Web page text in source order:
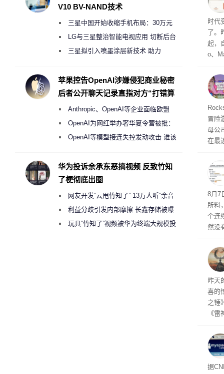
时代
了。
起，
o、
和
命令
起
防御
气将
发效
期
冒险
母公
在最
ss
悄
8月7
所料
个连
然没
有
着——
线
昨天
喜的
之锤
《
ox
出震
据
V10 BV-NAND技术
三星中国开始收缩手机布局：30万元
月销售额不达标门店 将被逐步清退
LG与三星整治智能电视应用 切断后台
偷偷共享带宽的违规行为
三星拟引入喷墨涂层新技术 助力
度
苹果控告OpenAI涉嫌侵犯商业秘密
后者公开聊天记录直指对方“打错算
Anthropic、OpenAI等企业面临欧盟
《人工智能法案》全新执法权限审查
OpenAI为网红举办奢华夏令营被批：
2000美元一晚 遭讽“反乌托邦”
OpenAI等模型接连失控发动攻击 谁该
华为投诉余承东恶搞视频 反致竹知
了梗彻底出圈
网友开发“云甩竹知了” 13万人听“余音
绕梁”利益分歧引发内部摩擦 长鑫存储被曝
曾将华为驻场工程师驱逐出研发基地
玩具“竹知了”视频被华为终端大规模投